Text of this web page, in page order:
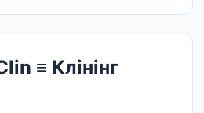
≡ Клінінг